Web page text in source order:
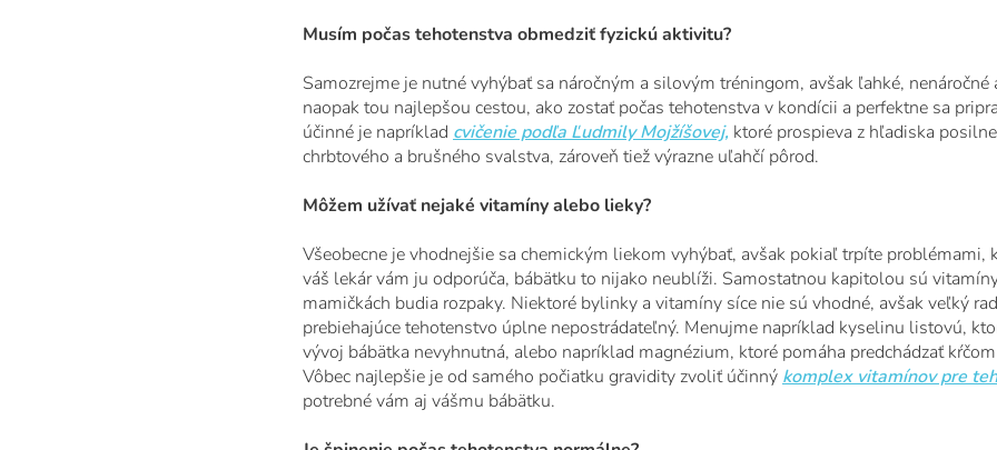
Musím počas tehotenstva obmedziť fyzickú aktivitu?
Samozrejme je nutné vyhýbať sa náročným a silovým tréningom, avšak ľahké, nenáročné
naopak tou najlepšou cestou, ako zostať počas tehotenstva v kondícii a perfektne sa
účinné je napríklad cvičenie podľa Ľudmily Mojžíšovej, ktoré prospieva z hľadiska
chrbtového a brušného svalstva, zároveň tiež výrazne uľahčí pôrod.
Môžem užívať nejaké vitamíny alebo lieky?
Všeobecne je vhodnejšie sa chemickým liekom vyhýbať, avšak pokiaľ trpíte problémami,
váš lekár vám ju odporúča, bábätku to nijako neublíži. Samostatnou kapitolou sú
mamičkách budia rozpaky. Niektoré bylinky a vitamíny síce nie sú vhodné, avšak veľký
prebiehajúce tehotenstvo úplne nepostrádateľný. Menujme napríklad kyselinu listovú,
vývoj bábätka nevyhnutná, alebo napríklad magnézium, ktoré pomáha predchádzať
Vôbec najlepšie je od samého počiatku gravidity zvoliť účinný komplex vitamínov pre
potrebné vám aj vášmu bábätku.